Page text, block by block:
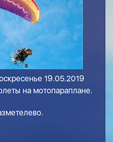
19.05.2019
на мотопараплане.